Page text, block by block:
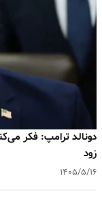
دونالد ترامپ: فکر
زود
۱۴۰۵/۵/۱۶